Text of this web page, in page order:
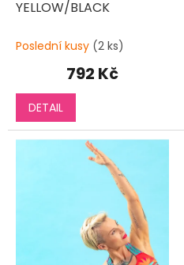
YELLOW/BLACK
Poslední kusy (2 ks)
792 Kč
DETAIL